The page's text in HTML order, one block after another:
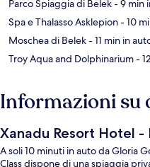
Parco Spiaggia di Belek- 9 min
Spa e Thalasso Asklepion- 10
Moschea di Belek- 11 min in
Troy Aqua and Dolphinarium-
Informazioni su
Xanadu Resort Hotel -
A soli 10 minuti in auto da Gloria
Class dispone di una spiaggia